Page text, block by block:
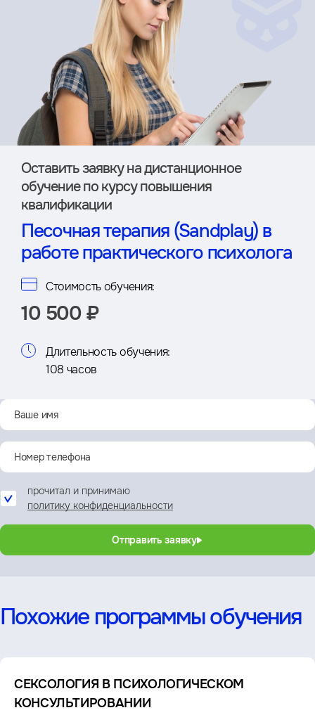
Оставить заявку на дистан­ционное
обучение по курсу повышения
квалификации
Песочная терапия (Sandplay) в
работе практического психолога
Стоимость обучения:
10 500 ₽
Длительность обучения:
108 часов
прочитал и принимаю
политику конфиденциальности
Отправить заявку
Похожие программы обучения
СЕКСОЛОГИЯ В ПСИХОЛОГИЧЕСКОМ
КОНСУЛЬТИРОВАНИИ